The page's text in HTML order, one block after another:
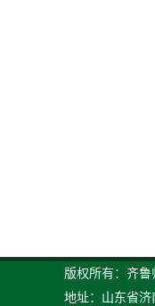
版权所有：齐
地址：山东省济